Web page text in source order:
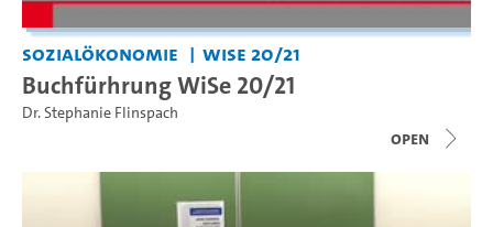
Sozialökonomie WiSe 20/21
Buchfürhrung WiSe 20/21
Dr. Stephanie Flinspach
open